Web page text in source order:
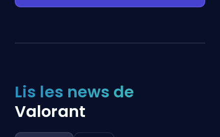
Lis les news de
Valorant